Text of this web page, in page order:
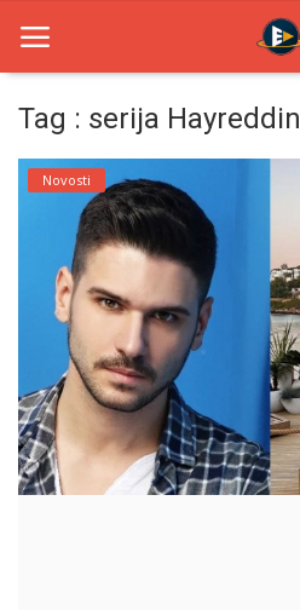
Home
Novosti
TV Serije
Filmovi
Glumci
Contact
Login
Tag : serija Hayreddin
Novosti